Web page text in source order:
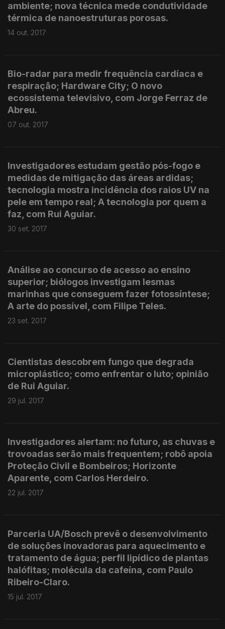
ambiente; nova técnica mede condutividade
térmica de nanoestruturas porosas.
14 out. 2017
Bio-radar para medir frequência cardíaca e
respiração; Hardware City; O novo
ecossistema televisivo, com Jorge Ferraz de
Abreu.
07 out. 2017
Investigadores estudam gestão pós-fogo e
medidas de mitigação das áreas ardidas;
tecnologia mostra incidência dos raios UV na
pele em tempo real; A tecnologia por quem a
faz, com Rui Aguiar.
30 set. 2017
Análise ao concurso de acesso ao ensino
superior; biólogos investigam lesmas
marinhas que conseguem fazer fotossíntese;
A arte do possível, com Filipe Teles.
23 set. 2017
Cientistas descobrem fungo que degrada
microplástico; como enfrentar o luto; opinião
de Rui Aguiar.
29 jul. 2017
Investigadores alertam: no futuro, as chuvas e
trovoadas serão mais frequentem; robô apoia
Proteção Civil e Bombeiros; Horizonte
Aparente, com Carlos Herdeiro.
22 jul. 2017
Parceria UA/Bosch prevê o desenvolvimento
de soluções inovadoras para aquecimento e
tratamento de água; perfil lipídico de plantas
halófitas; molécula da cafeína, com Paulo
Ribeiro-Claro.
15 jul. 2017